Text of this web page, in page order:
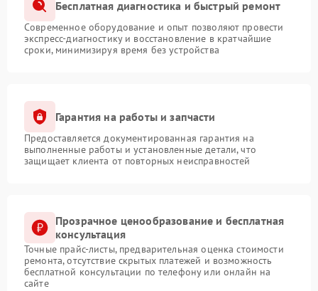
Бесплатная диагностика и быстрый ремонт
Современное оборудование и опыт позволяют провести
экспресс-диагностику и восстановление в кратчайшие
сроки, минимизируя время без устройства
Гарантия на работы и запчасти
Предоставляется документированная гарантия на
выполненные работы и установленные детали, что
защищает клиента от повторных неисправностей
Прозрачное ценообразование и бесплатная
консультация
Точные прайс-листы, предварительная оценка стоимости
ремонта, отсутствие скрытых платежей и возможность
бесплатной консультации по телефону или онлайн на
сайте